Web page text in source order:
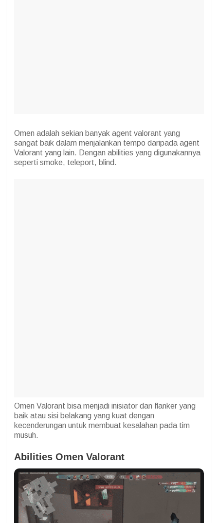
Omen adalah sekian banyak agent valorant yang
sangat baik dalam menjalankan tempo daripada agent
Valorant yang lain. Dengan abilities yang digunakannya
seperti smoke, teleport, blind.
Omen Valorant bisa menjadi inisiator dan flanker yang
baik atau sisi belakang yang kuat dengan
kecenderungan untuk membuat kesalahan pada tim
musuh.
Abilities Omen Valorant